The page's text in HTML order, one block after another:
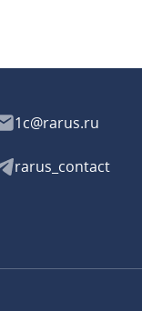
1c@rarus.ru
rarus_contact